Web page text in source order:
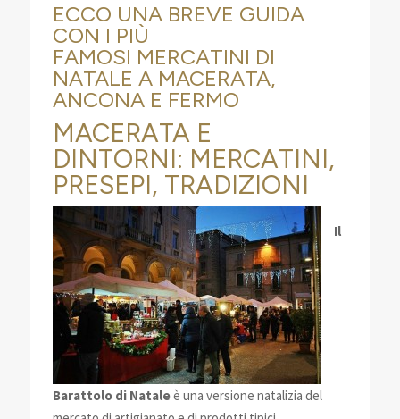
ECCO UNA BREVE GUIDA
CON I PIÙ
FAMOSI MERCATINI DI
NATALE A MACERATA,
ANCONA E FERMO
MACERATA E
DINTORNI: MERCATINI,
PRESEPI, TRADIZIONI
Il
Barattolo di Nataleè una versione natalizia del